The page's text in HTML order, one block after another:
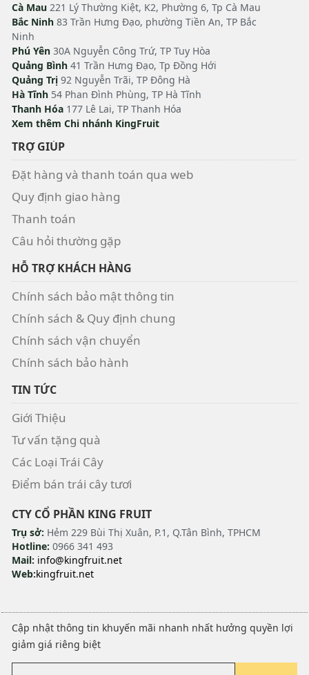
Cà Mau 221 Lý Thường Kiệt, K2, Phường 6, Tp Cà Mau
Bắc Ninh 83 Trần Hưng Đạo, phường Tiền An, TP Bắc
Ninh
Phú Yên 30A Nguyễn Công Trứ, TP Tuy Hòa
Quảng Bình 41 Trần Hưng Đạo, Tp Đồng Hới
Quảng Trị 92 Nguyễn Trãi, TP Đông Hà
Hà Tĩnh 54 Phan Đình Phùng, TP Hà Tĩnh
Thanh Hóa 177 Lê Lai, TP Thanh Hóa
Xem thêm Chi nhánh KingFruit
TRỢ GIÚP
Đặt hàng và thanh toán qua web
Quy định giao hàng
Thanh toán
Câu hỏi thường gặp
HỖ TRỢ KHÁCH HÀNG
Chính sách bảo mật thông tin
Chính sách & Quy định chung
Chính sách vận chuyển
Chính sách bảo hành
TIN TỨC
Giới Thiệu
Tư vấn tặng quà
Các Loại Trái Cây
Điểm bán trái cây tươi
CTY CỔ PHẦN KING FRUIT
Trụ sở: Hẻm 229 Bùi Thị Xuân, P.1, Q.Tân Bình, TPHCM
Hotline: 0966 341 493
Mail: info@kingfruit.net
Web:kingfruit.net
Cập nhật thông tin khuyến mãi nhanh nhất hưởng quyền lợi
giảm giá riêng biệt